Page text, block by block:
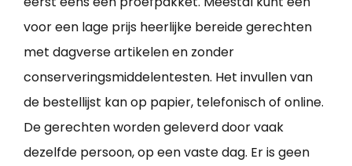
voor een lage prijs heerlijke bereide gerechten
met dagverse artikelen en zonder
conserveringsmiddelentesten. Het invullen van
de bestellijst kan op papier, telefonisch of online.
De gerechten worden geleverd door vaak
dezelfde persoon, op een vaste dag. Er is geen